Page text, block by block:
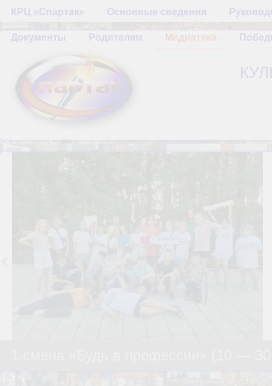
КРЦ «Спартак» Основные сведения
Документы Родителям Медиатека